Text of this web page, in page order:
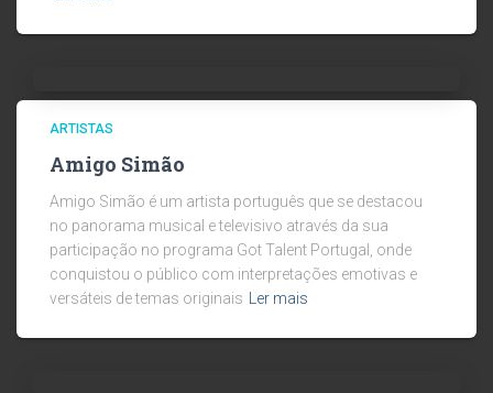
ARTISTAS
Amigo Simão
Amigo Simão é um artista português que se destacou
no panorama musical e televisivo através da sua
participação no programa Got Talent Portugal, onde
conquistou o público com interpretações emotivas e
versáteis de temas originais
Ler mais